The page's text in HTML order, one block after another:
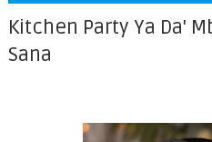
Kitchen Party Ya Da'
Sana